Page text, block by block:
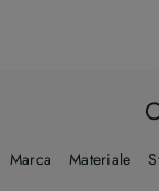
Marca Materiale